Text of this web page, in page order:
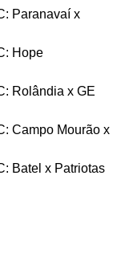
Paranavaí x
Hope
Rolândia x GE
Campo Mourão x
Batel x Patriotas